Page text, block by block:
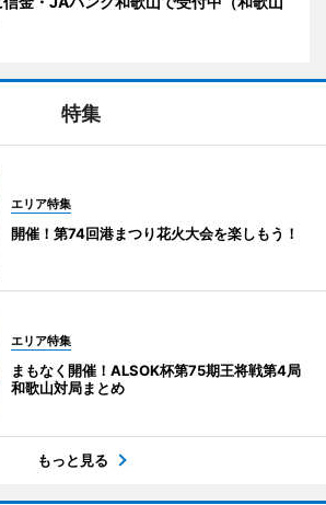
特集
エリア特集
開催！第74回港まつり花火大会を楽しもう！
エリア特集
まもなく開催！ALSOK杯第75期王将戦第4局
和歌山対局まとめ
もっと見る